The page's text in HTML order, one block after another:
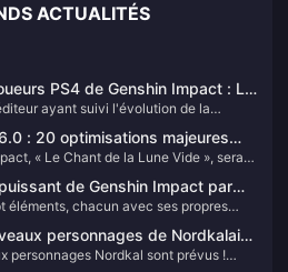
ACTUALITÉS
PS4 de Genshin Impact : Le
avant la fermeture des serveurs
ayant suivi l'évolution de la
serveurs PS4 représente un défi
joueurs. Mais pas de panique, nous
étape.
: 20 optimisations majeures
verrouillage d'artéfacts par set
de Récits deviennent
« Le Chant de la Lune Vide », sera
par set, la permanence des
de l'inventaire à 2400
d'équipes pour les Profondeurs.
de Genshin Impact par
incontestée !
éléments, chacun avec ses propres
sommet pour chaque élément.
personnages de Nordkalai
incontournable !
personnages Nordkal sont prévus !